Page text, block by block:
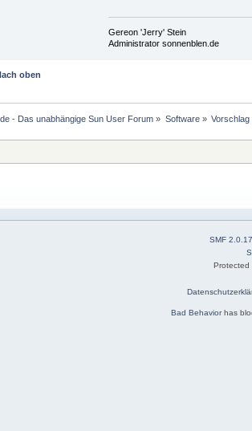
Gereon 'Jerry' Stein
Administrator sonnenblen.de
oben
- Das unabhängige Sun User Forum » Software» Vorschlag
SMF 2.0.17
Bad Behaviorhas